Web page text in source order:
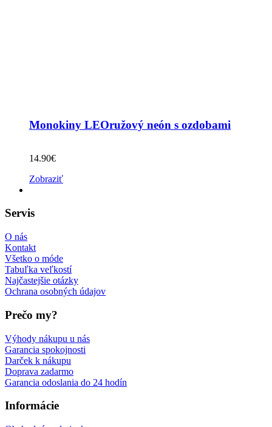
Monokiny LEOružový neón s ozdobami
14.90€
Zobraziť
Servis
O nás
Kontakt
Všetko o móde
Tabuľka veľkostí
Najčastejšie otázky
Ochrana osobných údajov
Prečo my?
Výhody nákupu u nás
Garancia spokojnosti
Darček k nákupu
Doprava zadarmo
Garancia odoslania do 24 hodín
Informácie